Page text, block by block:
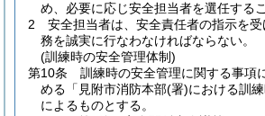
め、必要に応じ安全担当者を選任する
2
安全担当者は、安全責任者の指示を
務を誠実に行なわなければならない。
(訓練時の安全管理体制)
第10条
訓練時の安全管理に関する事項
める「見附市消防本部(署)における訓
によるものとする。